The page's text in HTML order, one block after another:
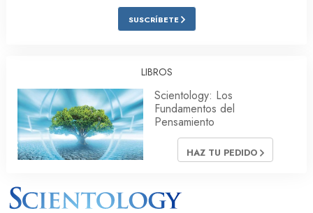
SUSCRÍBETE
LIBROS
Scientology: Los
Fundamentos del
Pensamiento
HAZ TU PEDIDO